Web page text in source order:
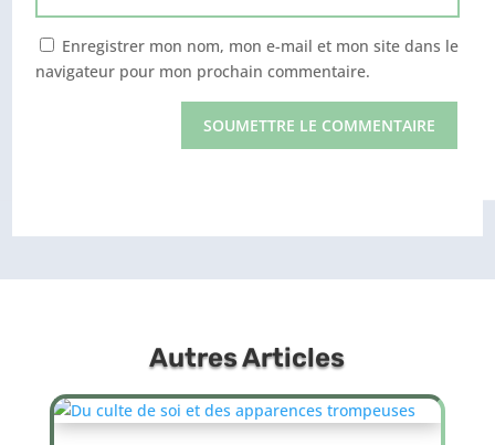
Enregistrer mon nom, mon e-mail et mon site dans le
navigateur pour mon prochain commentaire.
SOUMETTRE LE COMMENTAIRE
Autres Articles